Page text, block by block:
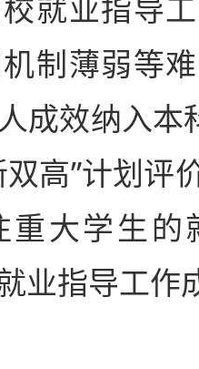
就业指导
制薄弱等
成效纳入本
高”计划评
重大学生的
业指导工作